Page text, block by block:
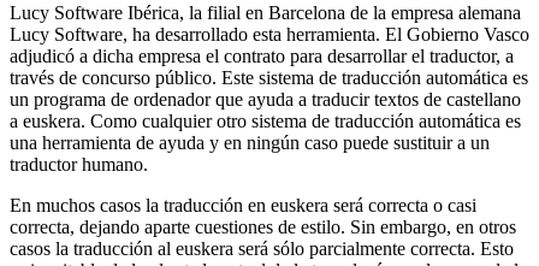
Lucy Software Ibérica, la filial en Barcelona de la empresa alemana
Lucy Software, ha desarrollado esta herramienta. El Gobierno Vasco
adjudicó a dicha empresa el contrato para desarrollar el traductor, a
través de concurso público. Este sistema de traducción automática es
un programa de ordenador que ayuda a traducir textos de castellano
a euskera. Como cualquier otro sistema de traducción automática es
una herramienta de ayuda y en ningún caso puede sustituir a un
traductor humano.
En muchos casos la traducción en euskera será correcta o casi
correcta, dejando aparte cuestiones de estilo. Sin embargo, en otros
casos la traducción al euskera será sólo parcialmente correcta. Esto